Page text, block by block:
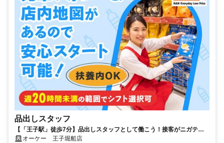
品出しスタッフ
【「王子駅」徒歩7分】品出しスタッフとして働こう！接客がニガテで
も安心のシンプル作業！
オーケー 王子堀船店